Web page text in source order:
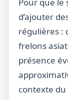
d’ajouter
régulières :
frelons
présence
contexte du